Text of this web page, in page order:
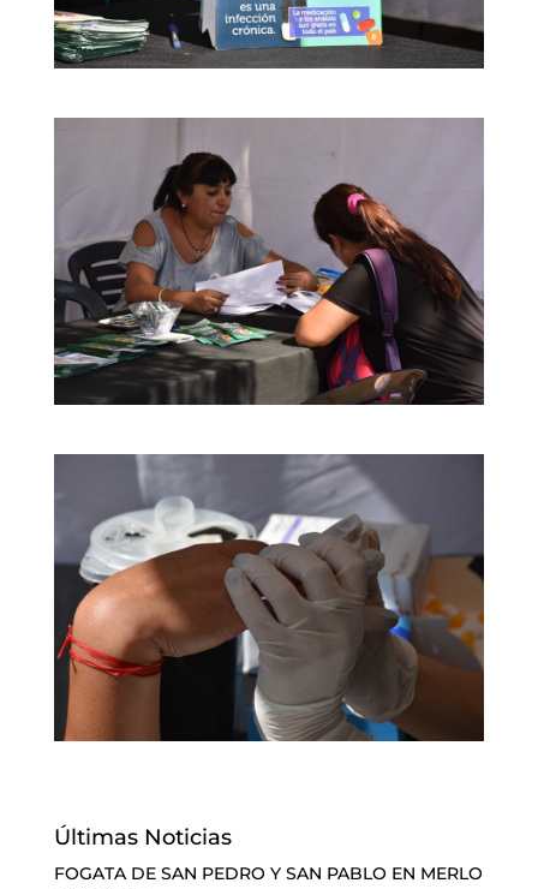
Últimas Noticias
FOGATA DE SAN PEDRO Y SAN PABLO EN MERLO